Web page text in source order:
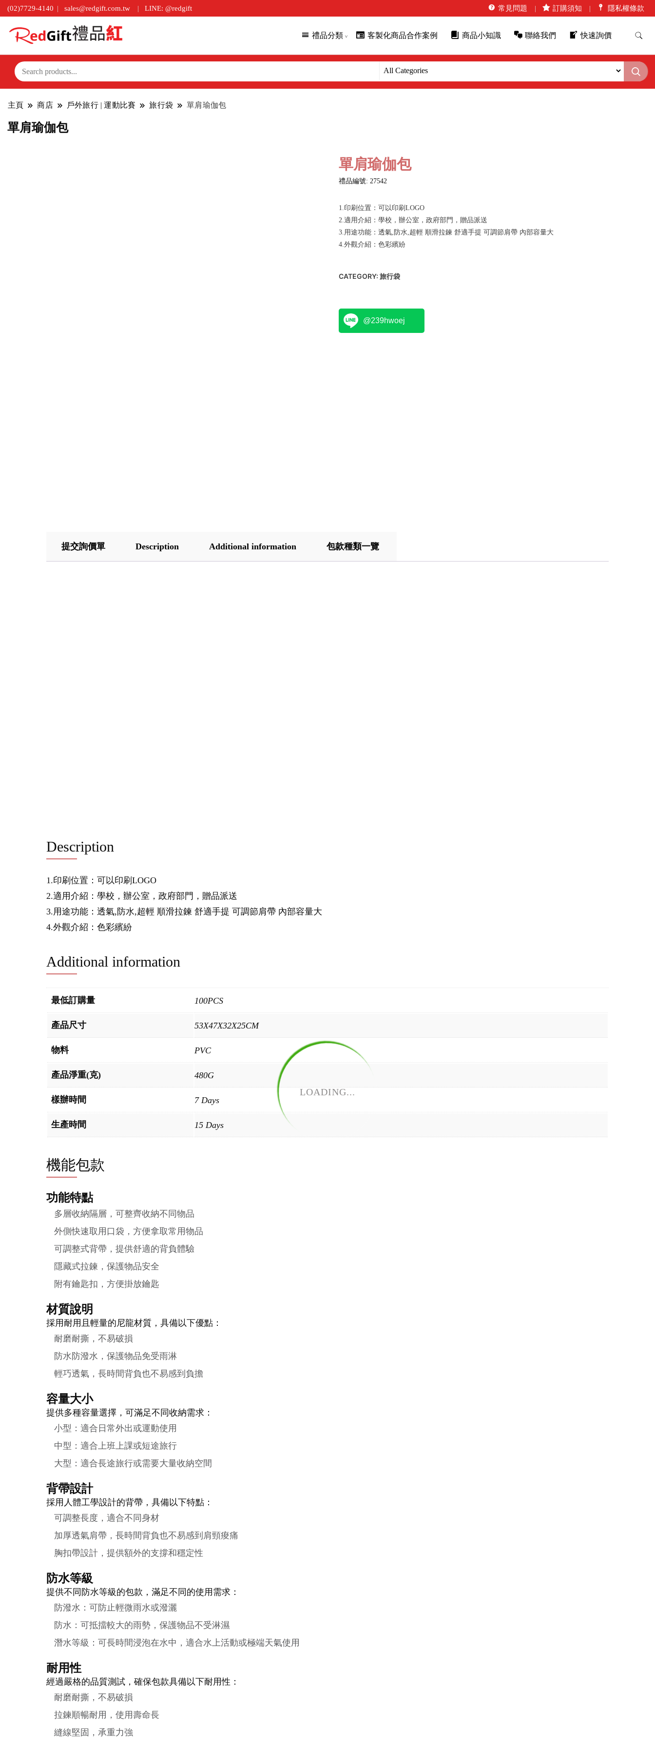
(02)7729-4140 sales@redgift.com.tw LINE: @redgift 常見問題 訂購須知 隱私權條款
禮品分類 客製化商品合作案例 商品小知識 聯絡我們 快速詢價
主頁 商店 戶外旅行 | 運動比賽 旅行袋 單肩瑜伽包
單肩瑜伽包
LOADING...
單肩瑜伽包
禮品編號: 27542
1.印刷位置：可以印刷LOGO
2.適用介紹：學校，辦公室，政府部門，贈品派送
3.用途功能：透氣,防水,超輕 順滑拉鍊 舒適手提 可調節肩帶 內部容量大
4.外觀介紹：色彩繽紛
CATEGORY:旅行袋
@239hwoej
提交詢價單 Description Additional information 包款種類一覽
Description
1.印刷位置：可以印刷LOGO
2.適用介紹：學校，辦公室，政府部門，贈品派送
3.用途功能：透氣,防水,超輕 順滑拉鍊 舒適手提 可調節肩帶 內部容量大
4.外觀介紹：色彩繽紛
Additional information
最低訂購量 100PCS
產品尺寸 53X47X32X25CM
物料 PVC
產品淨重(克) 480G
樣辦時間 7 Days
生產時間 15 Days
機能包款
功能特點
多層收納隔層，可整齊收納不同物品
外側快速取用口袋，方便拿取常用物品
可調整式背帶，提供舒適的背負體驗
隱藏式拉鍊，保護物品安全
附有鑰匙扣，方便掛放鑰匙
材質說明
採用耐用且輕量的尼龍材質，具備以下優點：
耐磨耐撕，不易破損
防水防潑水，保護物品免受雨淋
輕巧透氣，長時間背負也不易感到負擔
容量大小
提供多種容量選擇，可滿足不同收納需求：
小型：適合日常外出或運動使用
中型：適合上班上課或短途旅行
大型：適合長途旅行或需要大量收納空間
背帶設計
採用人體工學設計的背帶，具備以下特點：
可調整長度，適合不同身材
加厚透氣肩帶，長時間背負也不易感到肩頸痠痛
胸扣帶設計，提供額外的支撐和穩定性
防水等級
提供不同防水等級的包款，滿足不同的使用需求：
防潑水：可防止輕微雨水或潑灑
防水：可抵擋較大的雨勢，保護物品不受淋濕
潛水等級：可長時間浸泡在水中，適合水上活動或極端天氣使用
耐用性
經過嚴格的品質測試，確保包款具備以下耐用性：
耐磨耐撕，不易破損
拉鍊順暢耐用，使用壽命長
縫線堅固，承重力強